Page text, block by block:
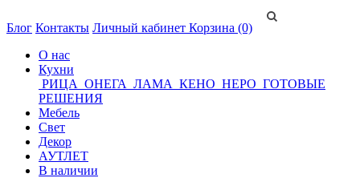
Блог Контакты Личный кабинет Корзина (0)
О нас
Кухни
РИЦА ОНЕГА ЛАМА КЕНО НЕРО ГОТОВЫЕ
РЕШЕНИЯ
Мебель
Свет
Декор
АУТЛЕТ
В наличии